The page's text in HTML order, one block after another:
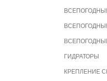
ВСЕПОГОДНЫЕ
ГИДРАТОРЫ
КРЕПЛЕНИЕ